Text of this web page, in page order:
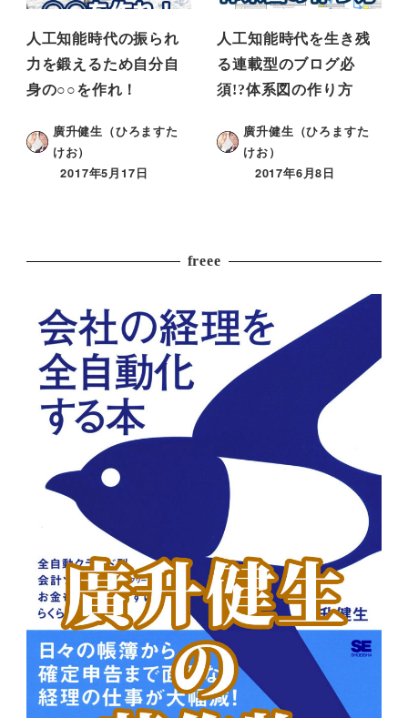
人工知能時代の振られ
力を鍛えるため自分自
身の○○を作れ！
廣升健生（ひろますた
けお）
2017年5月17日
人工知能時代を生き残
る連載型のブログ必
須!?体系図の作り方
廣升健生（ひろますた
けお）
2017年6月8日
freee